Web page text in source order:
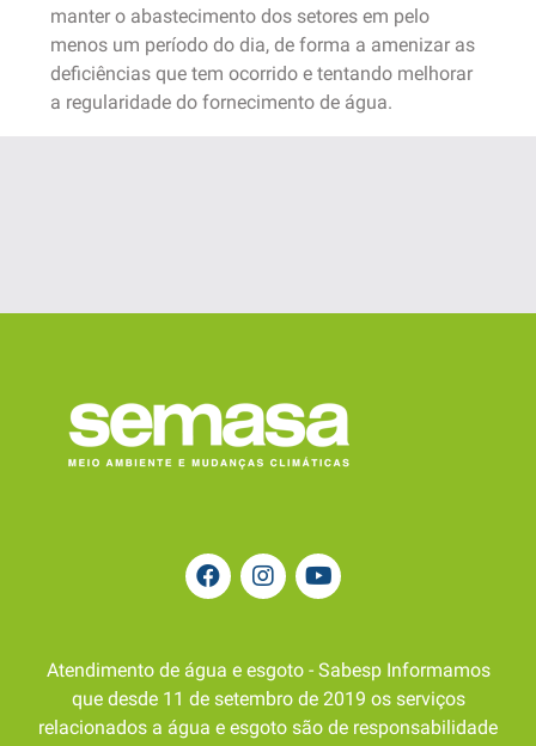
manter o abastecimento dos setores em pelo
menos um período do dia, de forma a amenizar as
deficiências que tem ocorrido e tentando melhorar
a regularidade do fornecimento de água.
Atendimento de água e esgoto - Sabesp Informamos
que desde 11 de setembro de 2019 os serviços
relacionados a água e esgoto são de responsabilidade